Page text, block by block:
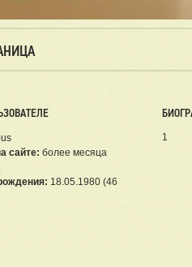
сайте: более месяца
18.05.1980 (46
1